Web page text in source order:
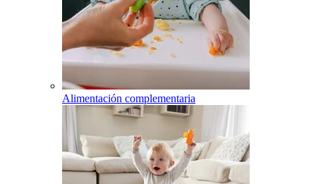
Alimentación complementaria